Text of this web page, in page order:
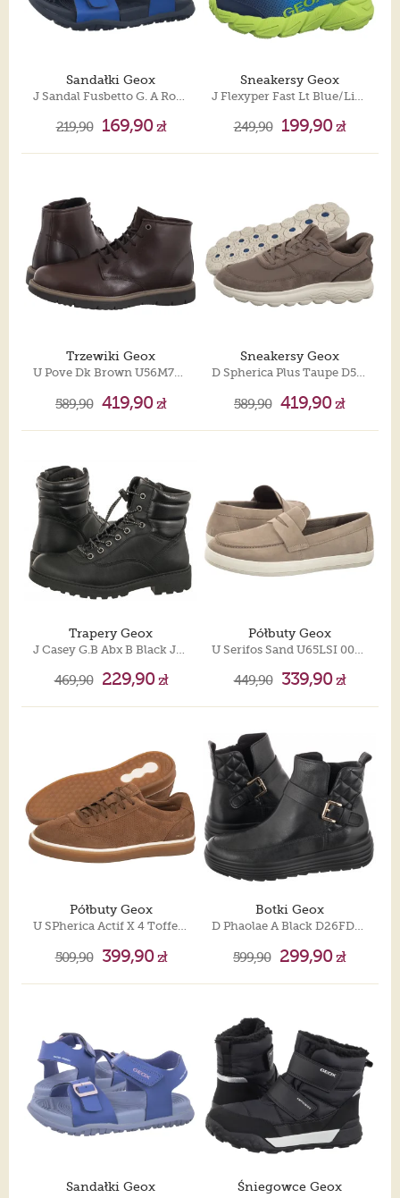
Sandałki Geox
J Sandal Fusbetto G. A Royal/Navy J45HQA 000BC C4227
219,90 169,90zł
Sneakersy Geox
249,90 199,90zł
Trzewiki Geox
U Pove Dk Brown U56M7B 000FF C6006
589,90 419,90zł
Sneakersy Geox
D Spherica Plus Taupe D567MB 08522 C6029
589,90 419,90zł
Trapery Geox
J Casey G.B Abx B Black J367ZB 0BCLV C9999
469,90 229,90zł
Półbuty Geox
U Serifos Sand U65LSI 00022 C5004
449,90 339,90zł
Półbuty Geox
U SPherica Actif X 4 Toffee U653JA 00022 C6018
509,90 399,90zł
Botki Geox
D Phaolae A Black D26FDA 00045 C9999
599,90 299,90zł
Sandałki Geox Śniegowce Geox